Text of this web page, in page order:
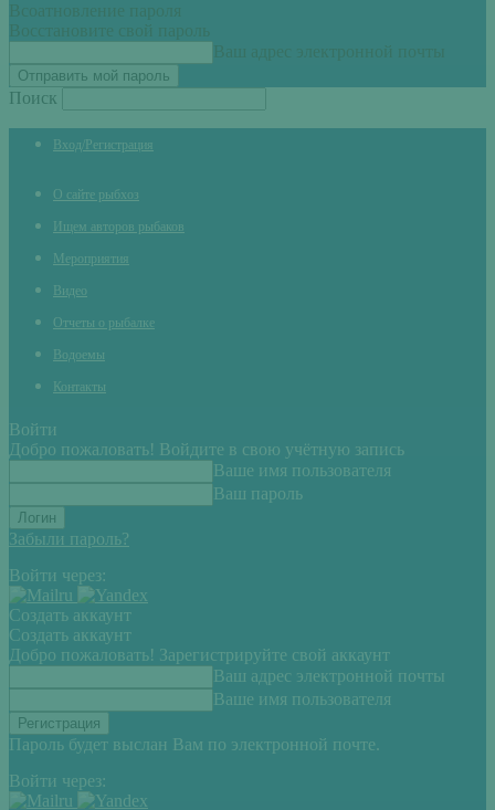
Всоатновление пароля
Восстановите свой пароль
Ваш адрес электронной почты
Поиск
Вход/Регистрация
О сайте рыбхоз
Ищем авторов рыбаков
Мероприятия
Видео
Отчеты о рыбалке
Водоемы
Контакты
Войти
Добро пожаловать! Войдите в свою учётную запись
Ваше имя пользователя
Ваш пароль
Забыли пароль?
Войти через:
Создать аккаунт
Создать аккаунт
Добро пожаловать! Зарегистрируйте свой аккаунт
Ваш адрес электронной почты
Ваше имя пользователя
Пароль будет выслан Вам по электронной почте.
Войти через: